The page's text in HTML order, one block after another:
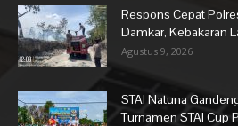
Respons Cepat
Damkar, Kebakaran
Agustus 9, 2026
STAI Natuna
Turnamen STAI Cup